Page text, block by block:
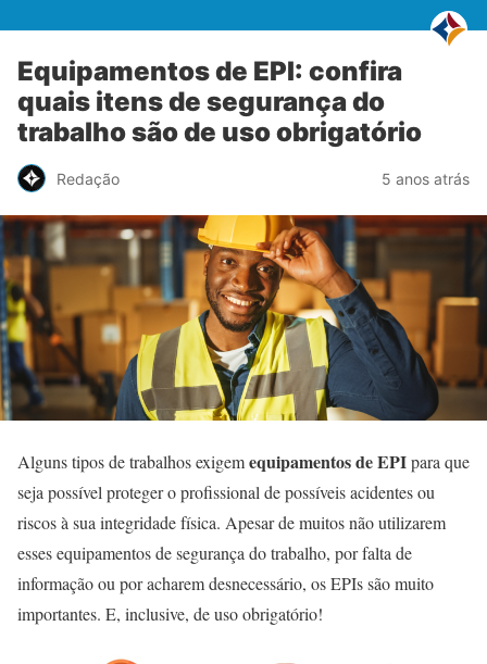
Equipamentos de EPI: confira
quais itens de segurança do
trabalho são de uso obrigatório
Redação 5 anos atrás
Alguns tipos de trabalhos exigemequipamentos de EPIpara que
seja possível proteger o profissional de possíveis acidentes ou
riscos à sua integridade física. Apesar de muitos não utilizarem
esses equipamentos de segurança do trabalho, por falta de
informação ou por acharem desnecessário, os EPIs são muito
importantes. E, inclusive, de uso obrigatório!